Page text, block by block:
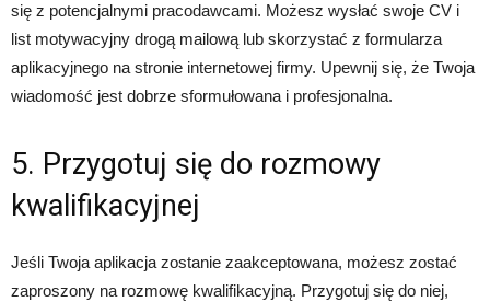
się z potencjalnymi pracodawcami. Możesz wysłać swoje CV i
list motywacyjny drogą mailową lub skorzystać z formularza
aplikacyjnego na stronie internetowej firmy. Upewnij się, że Twoja
wiadomość jest dobrze sformułowana i profesjonalna.
5. Przygotuj się do rozmowy
kwalifikacyjnej
Jeśli Twoja aplikacja zostanie zaakceptowana, możesz zostać
zaproszony na rozmowę kwalifikacyjną. Przygotuj się do niej,